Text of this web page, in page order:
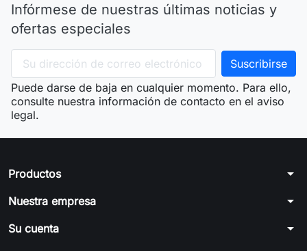
Infórmese de nuestras últimas noticias y
ofertas especiales
Puede darse de baja en cualquier momento. Para ello,
consulte nuestra información de contacto en el aviso
legal.
Productos arrow_drop_down
Nuestra empresa arrow_drop_down
Su cuenta arrow_drop_down